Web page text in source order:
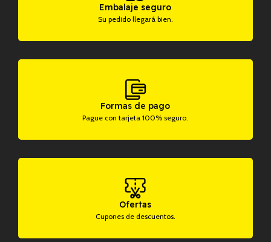
Embalaje seguro
Su pedido llegará bien.
Formas de pago
Pague con tarjeta 100% seguro.
Ofertas
Cupones de descuentos.